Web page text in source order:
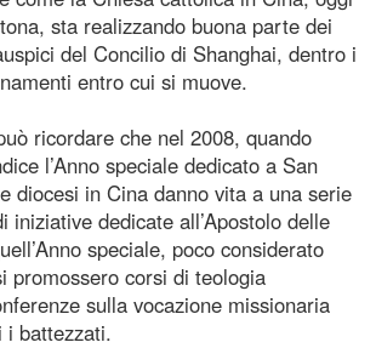
sta realizzando buona parte dei
del Concilio di Shanghai, dentro i
entro cui si muove.
ricordare che nel 2008, quando
l’Anno speciale dedicato a San
diocesi in Cina danno vita a una serie
iniziative dedicate all’Apostolo delle
speciale, poco considerato
promossero corsi di teologia
sulla vocazione missionaria
i battezzati.